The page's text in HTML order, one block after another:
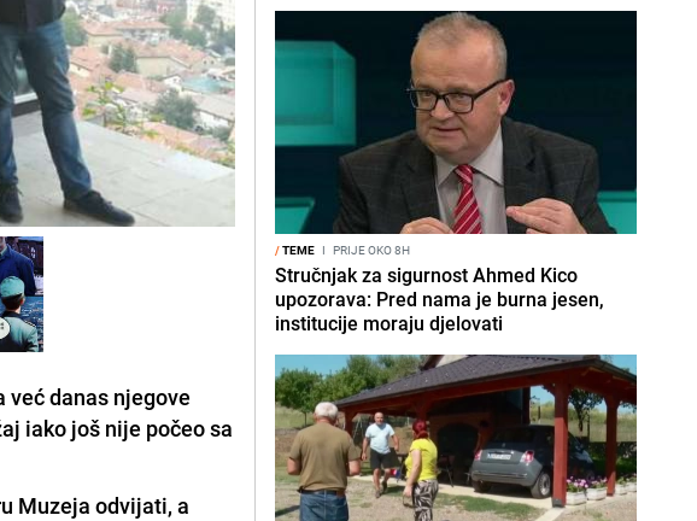
već danas njegove
iako još nije počeo sa
Muzeja odvijati, a
/TEME I PRIJE OKO 8H
Stručnjak za sigurnost Ahmed Kico
upozorava: Pred nama je burna jesen,
institucije moraju djelovati